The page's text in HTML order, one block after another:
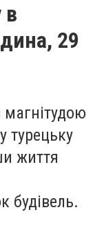
в
29
турецьку
життя
будівель.